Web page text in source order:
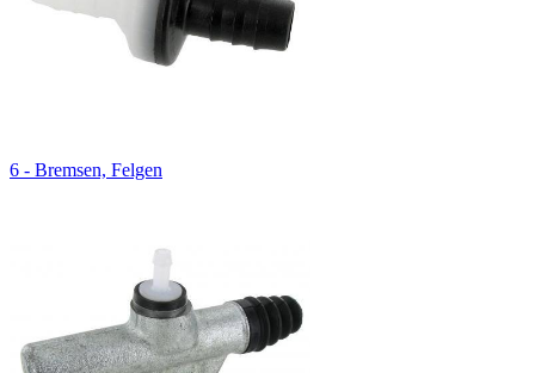
6 - Bremsen, Felgen